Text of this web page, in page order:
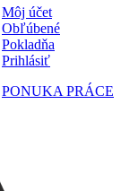
Môj účet
Obľúbené
Pokladňa
Prihlásiť
PONUKA PRÁCE